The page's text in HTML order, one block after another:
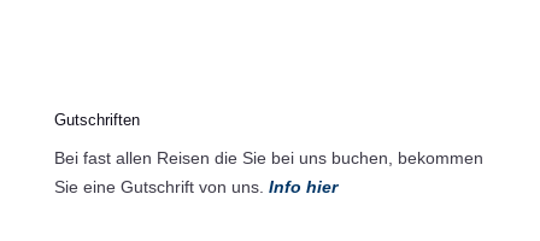
Gutschriften
Bei fast allen Reisen die Sie bei uns buchen, bekommen
Sie eine Gutschrift von uns. Info hier